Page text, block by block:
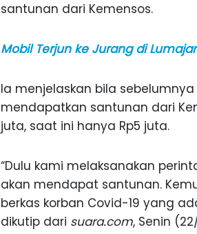
santunan dari Kemensos.
Mobil Terjun ke Jurang di
Ia menjelaskan bila
mendapatkan santunan dari
juta, saat ini hanya Rp5 juta.
“Dulu kami melaksanakan
akan mendapat santunan.
berkas korban Covid-19 yang
dikutip dari suara.com, Senin